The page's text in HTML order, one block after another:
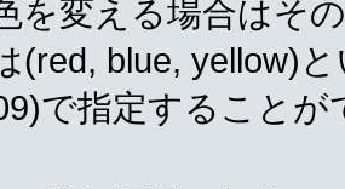
を変える場合はそ
(red, blue, yellow)
で指定することが